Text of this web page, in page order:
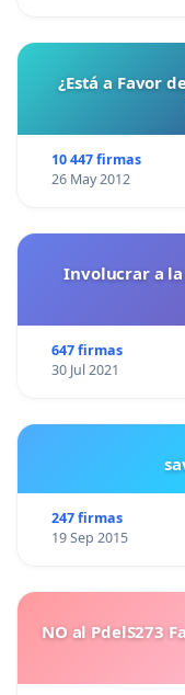
¿Está a Favor
10 447 firmas
26 May 2012
Involucrar a la
647 firmas
30 Jul 2021
247 firmas
19 Sep 2015
NO al PdelS273